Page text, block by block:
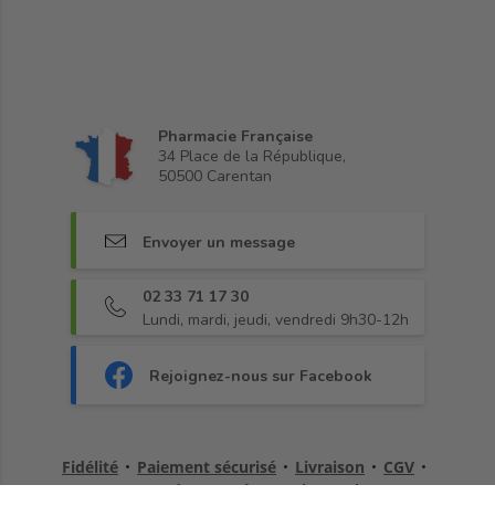
Pharmacie Française
34 Place de la République,
50500 Carentan
Envoyer un message
02 33 71 17 30
Lundi, mardi, jeudi, vendredi 9h30-12h
Rejoignez-nous sur Facebook
Fidélité • Paiement sécurisé • Livraison • CGV •
Demander une rétractation • Blog